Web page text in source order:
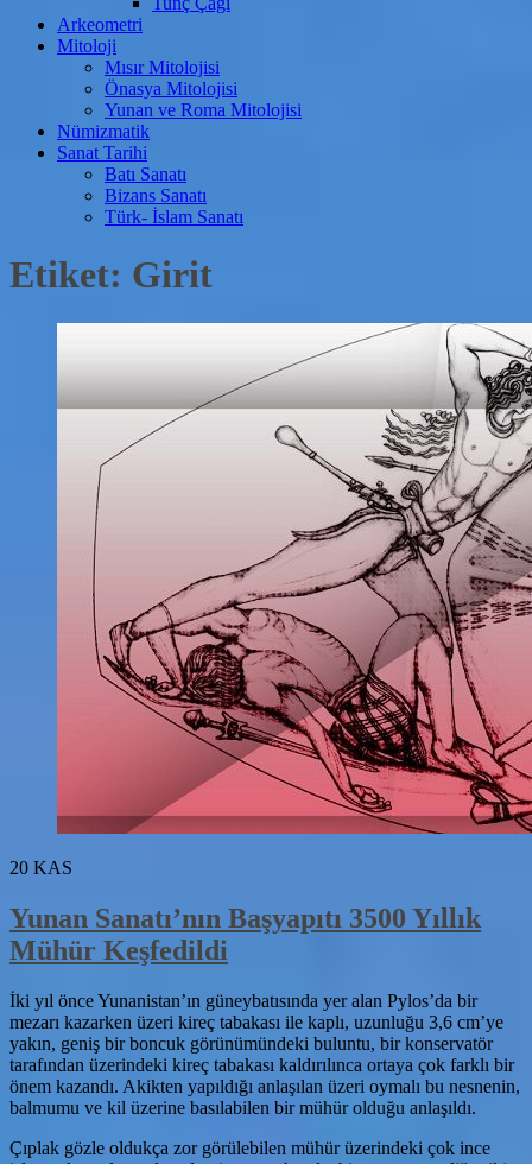
Arkeometri
Mitoloji
Mısır Mitolojisi
Önasya Mitolojisi
Yunan ve Roma Mitolojisi
Nümizmatik
Sanat Tarihi
Batı Sanatı
Bizans Sanatı
Türk- İslam Sanatı
Etiket: Girit
20 KAS
Yunan Sanatı’nın Başyapıtı 3500 Yıllık
Mühür Keşfedildi
İki yıl önce Yunanistan’ın güneybatısında yer alan Pylos’da bir
mezarı kazarken üzeri kireç tabakası ile kaplı, uzunluğu 3,6 cm’ye
yakın, geniş bir boncuk görünümündeki buluntu, bir konservatör
tarafından üzerindeki kireç tabakası kaldırılınca ortaya çok farklı bir
önem kazandı. Akikten yapıldığı anlaşılan üzeri oymalı bu nesnenin,
balmumu ve kil üzerine basılabilen bir mühür olduğu anlaşıldı.
Çıplak gözle oldukça zor görülebilen mühür üzerindeki çok ince